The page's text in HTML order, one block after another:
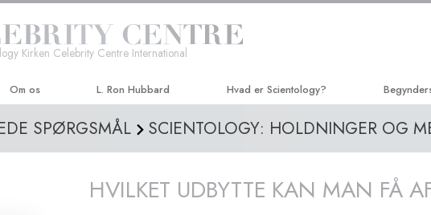
Kirken Celebrity Centre International
Om os L. Ron Hubbard Hvad er Scientology?
Anskuelser og udøvelser
Hvad scientologer siger
Hubbard
SPØRGSMÅL SCIENTOLOGY: HOLDNINGER OG
HVILKET UDBYTTE KAN MAN FÅ